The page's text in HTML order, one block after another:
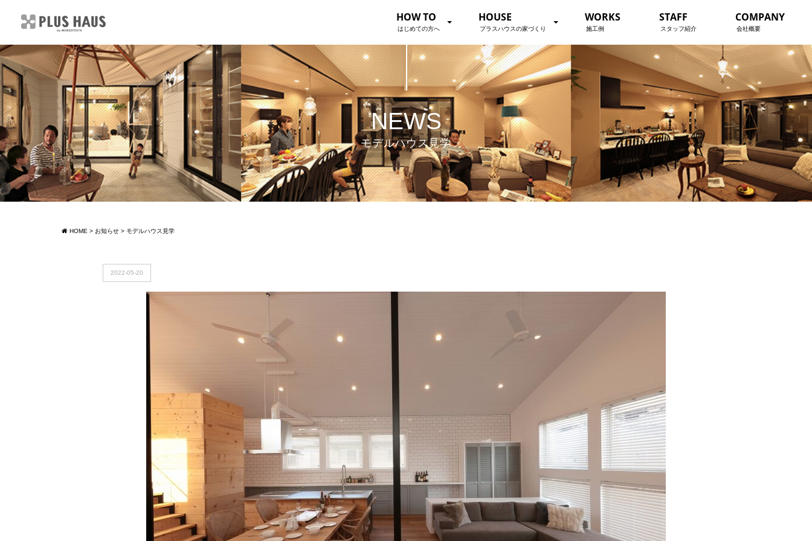
HOW TO
はじめての方へ
HOUSE
プラスハウスの家づくり
WORKS
施工例
STAFF
スタッフ紹介
COMPANY
会社概要
NEWS
モデルハウス見学
HOME > お知らせ > モデルハウス見学
2022-05-20